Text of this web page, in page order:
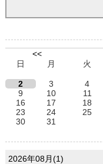
<<
日
月 火
2
3 4
9
10 11
16
17 18
23
24 25
30
31
2026年08月(1)